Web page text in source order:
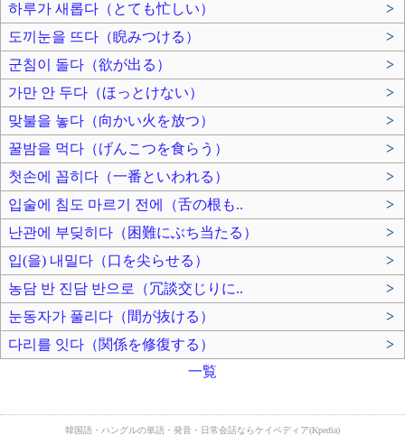
하루가 새롭다（とても忙しい）
>
도끼눈을 뜨다（睨みつける）
>
군침이 돌다（欲が出る）
>
가만 안 두다（ほっとけない）
>
맞불을 놓다（向かい火を放つ）
>
꿀밤을 먹다（げんこつを食らう）
>
첫손에 꼽히다（一番といわれる）
>
입술에 침도 마르기 전에（舌の根も..
>
난관에 부딪히다（困難にぶち当たる）
>
입(을) 내밀다（口を尖らせる）
>
농담 반 진담 반으로（冗談交じりに..
>
눈동자가 풀리다（間が抜ける）
>
다리를 잇다（関係を修復する）
>
一覧
韓国語・ハングルの単語・発音・日常会話ならケイペディア(Kpedia)